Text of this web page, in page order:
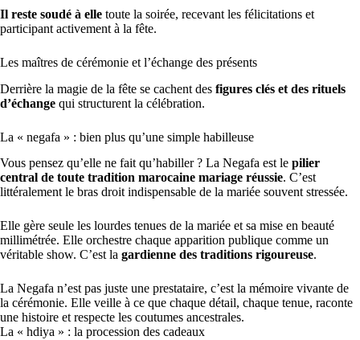
Il reste soudé à elle toute la soirée, recevant les félicitations et
participant activement à la fête.
Les maîtres de cérémonie et l’échange des présents
Derrière la magie de la fête se cachent des figures clés et des rituels
d’échange qui structurent la célébration.
La « negafa » : bien plus qu’une simple habilleuse
Vous pensez qu’elle ne fait qu’habiller ? La Negafa est le pilier
central de toute tradition marocaine mariage réussie. C’est
littéralement le bras droit indispensable de la mariée souvent stressée.
Elle gère seule les lourdes tenues de la mariée et sa mise en beauté
millimétrée. Elle orchestre chaque apparition publique comme un
véritable show. C’est la gardienne des traditions rigoureuse.
La Negafa n’est pas juste une prestataire, c’est la mémoire vivante de
la cérémonie. Elle veille à ce que chaque détail, chaque tenue, raconte
une histoire et respecte les coutumes ancestrales.
La « hdiya » : la procession des cadeaux